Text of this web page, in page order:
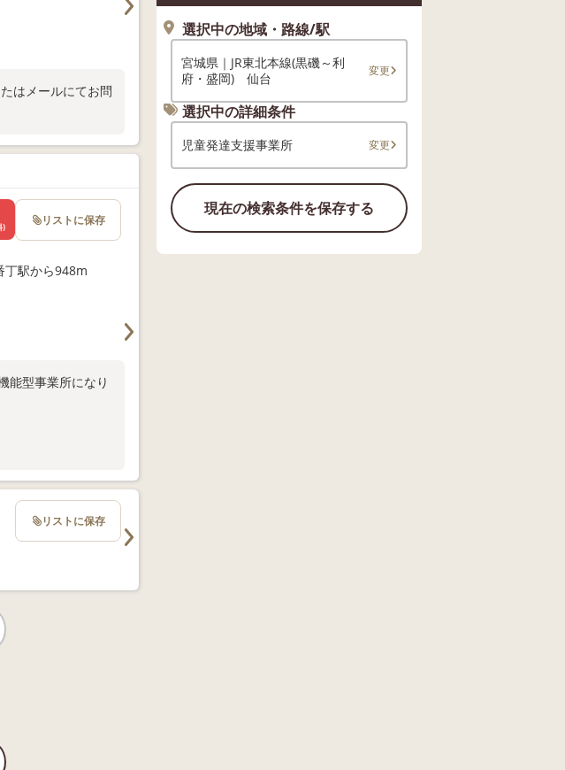
はメールにてお問
丁駅から948m
能型事業所になり
) リストに保存
リストに保存
選択中の地域・路線/駅
宮城県｜JR東北本線(黒磯～利
府・盛岡) 仙台
変更
選択中の詳細条件
児童発達支援事業所 変更
現在の検索条件を保存する